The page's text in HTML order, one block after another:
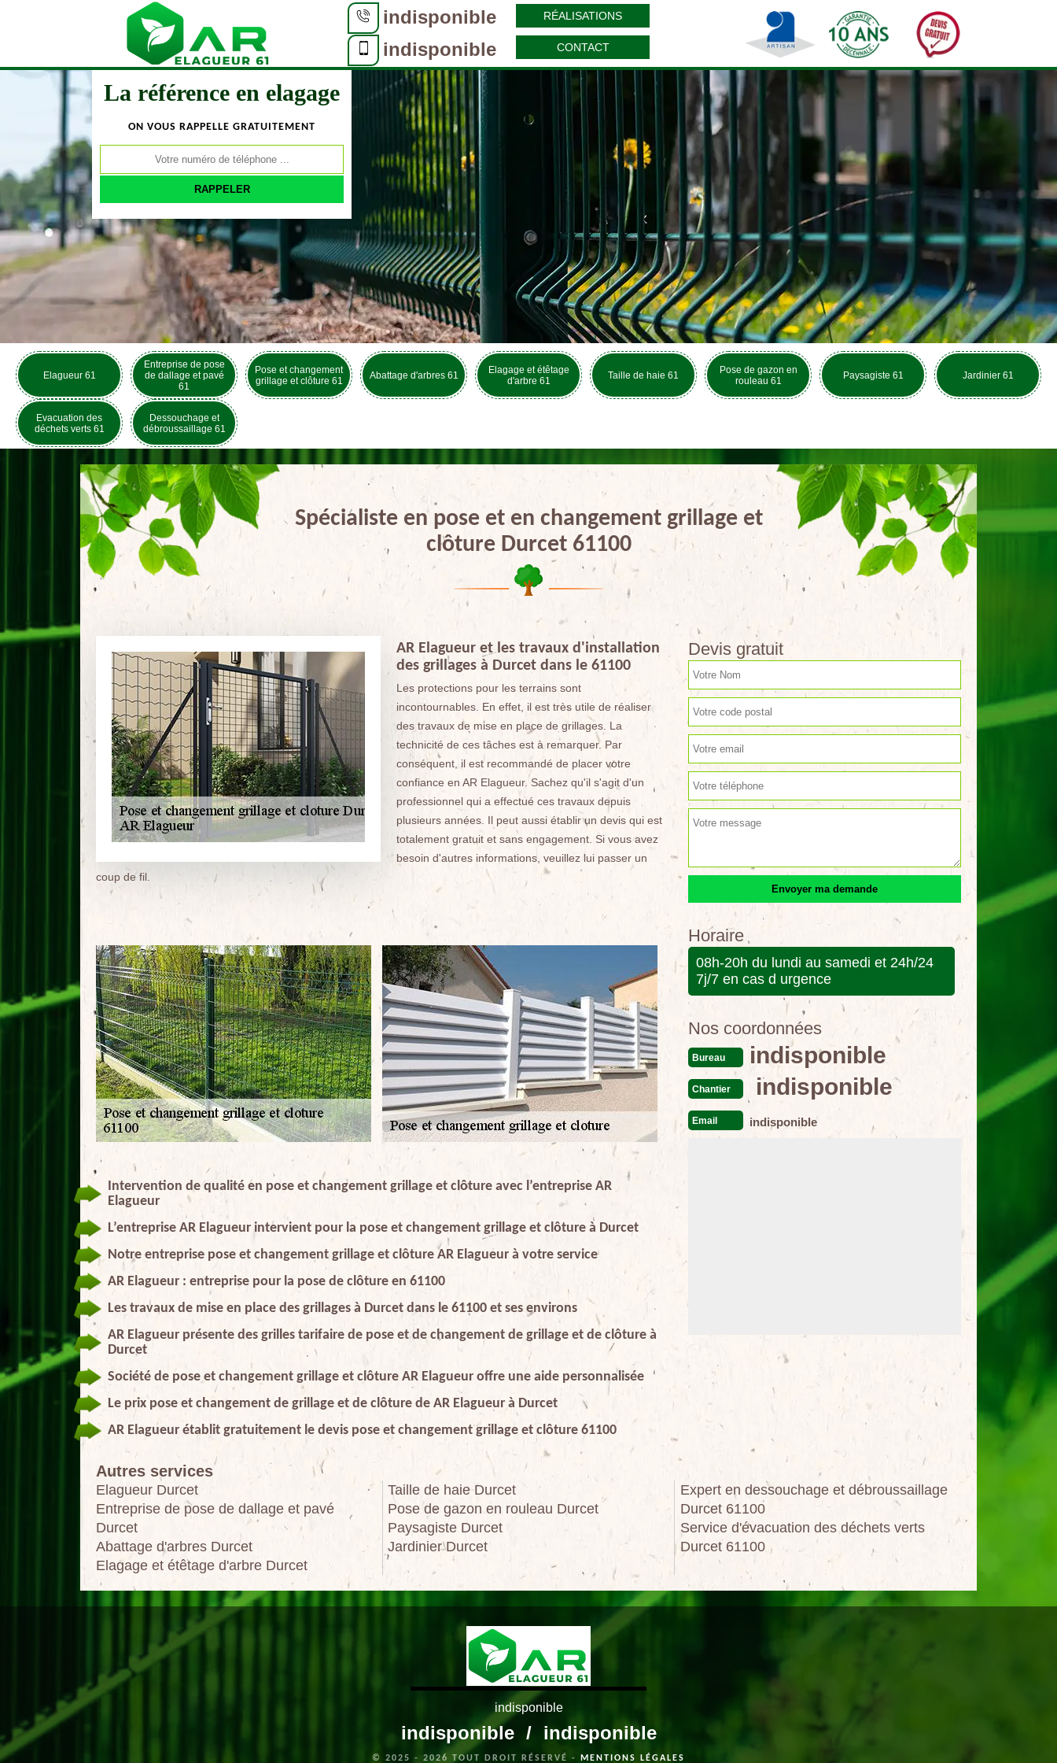
indisponible
indisponible
RÉALISATIONS
CONTACT
La référence en elagage
ON VOUS RAPPELLE GRATUITEMENT
Elagueur 61
Entreprise de pose
de dallage et pavé
61
Pose et changement
grillage et clôture 61
Abattage d'arbres 61
Elagage et étêtage
d'arbre 61
Taille de haie 61
Pose de gazon en
rouleau 61
Paysagiste 61 Jardinier 61
Evacuation des
déchets verts 61
Dessouchage et
débroussaillage 61
Spécialiste en pose et en changement grillage et
clôture Durcet 61100
AR Elagueur et les travaux d'installation
des grillages à Durcet dans le 61100
Les protections pour les terrains sont
incontournables. En effet, il est très utile de réaliser
des travaux de mise en place de grillages. La
technicité de ces tâches est à remarquer. Par
conséquent, il est recommandé de placer votre
confiance en AR Elagueur. Sachez qu'il s'agit d'un
professionnel qui a effectué ces travaux depuis
plusieurs années. Il peut aussi établir un devis qui est
totalement gratuit et sans engagement. Si vous avez
besoin d'autres informations, veuillez lui passer un
coup de fil.
Intervention de qualité en pose et changement grillage et clôture avec l’entreprise AR
Elagueur
L’entreprise AR Elagueur intervient pour la pose et changement grillage et clôture à Durcet
Notre entreprise pose et changement grillage et clôture AR Elagueur à votre service
AR Elagueur : entreprise pour la pose de clôture en 61100
Les travaux de mise en place des grillages à Durcet dans le 61100 et ses environs
AR Elagueur présente des grilles tarifaire de pose et de changement de grillage et de clôture à
Durcet
Société de pose et changement grillage et clôture AR Elagueur offre une aide personnalisée
Le prix pose et changement de grillage et de clôture de AR Elagueur à Durcet
AR Elagueur établit gratuitement le devis pose et changement grillage et clôture 61100
Devis gratuit
Horaire
08h-20h du lundi au samedi et 24h/24
7j/7 en cas d urgence
Nos coordonnées
Bureau indisponible
Chantier indisponible
Email indisponible
Autres services
Elagueur Durcet
Entreprise de pose de dallage et pavé
Durcet
Abattage d'arbres Durcet
Elagage et étêtage d'arbre Durcet
Taille de haie Durcet
Pose de gazon en rouleau Durcet
Paysagiste Durcet
Jardinier Durcet
Expert en dessouchage et débroussaillage
Durcet 61100
Service d'évacuation des déchets verts
Durcet 61100
indisponible
indisponible / indisponible
© 2025 - 2026 TOUT DROIT RÉSERVÉ - MENTIONS LÉGALES